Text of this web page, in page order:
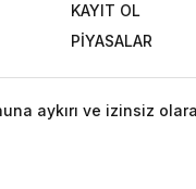
KAYIT OL
PİYASALAR
aykırı ve izinsiz